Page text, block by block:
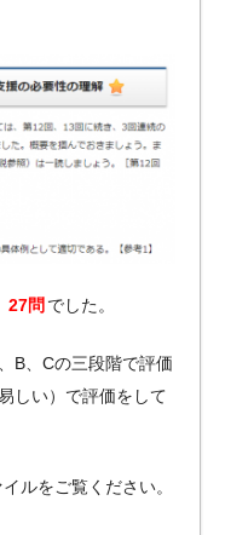
27問でした。
B、Cの三段階で評価
しい）で評価をして
ルをご覧ください。